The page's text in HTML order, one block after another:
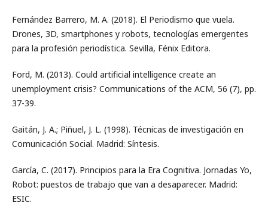
Fernández Barrero, M. A. (2018). El Periodismo que vuela.
Drones, 3D, smartphones y robots, tecnologías emergentes
para la profesión periodística. Sevilla, Fénix Editora.
Ford, M. (2013). Could artificial intelligence create an
unemployment crisis? Communications of the ACM, 56 (7), pp.
37-39.
Gaitán, J. A.; Piñuel, J. L. (1998). Técnicas de investigación en
Comunicación Social. Madrid: Síntesis.
García, C. (2017). Principios para la Era Cognitiva. Jornadas Yo,
Robot: puestos de trabajo que van a desaparecer. Madrid:
ESIC.